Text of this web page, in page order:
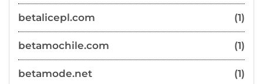
betalicepl.com (1)
betamochile.com (1)
betamode.net (1)